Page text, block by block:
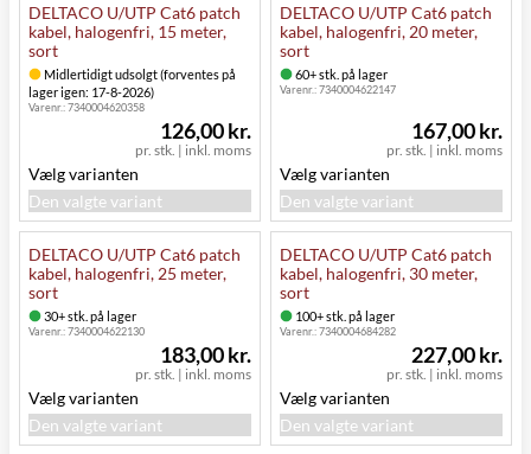
DELTACO U/UTP Cat6 patch
kabel, halogenfri, 15 meter,
sort
Midlertidigt udsolgt (forventes på
lager igen: 17-8-2026)
Varenr.:7340004620358
pr. stk. | inkl. moms
126,00 kr.
Vælg varianten
Den valgte variant
DELTACO U/UTP Cat6 patch
kabel, halogenfri, 20 meter,
sort
60+ stk. på lager
Varenr.:7340004622147
pr. stk. | inkl. moms
167,00 kr.
Vælg varianten
Den valgte variant
DELTACO U/UTP Cat6 patch
kabel, halogenfri, 25 meter,
sort
30+ stk. på lager
Varenr.:7340004622130
pr. stk. | inkl. moms
183,00 kr.
Vælg varianten
Den valgte variant
DELTACO U/UTP Cat6 patch
kabel, halogenfri, 30 meter,
sort
100+ stk. på lager
Varenr.:7340004684282
pr. stk. | inkl. moms
227,00 kr.
Vælg varianten
Den valgte variant